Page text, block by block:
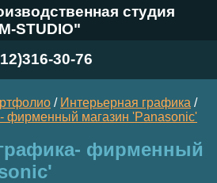
студия
STUDIO"
30-76
/ Интерьерная графика /
фирменный магазин 'Panasonic'
фирменный